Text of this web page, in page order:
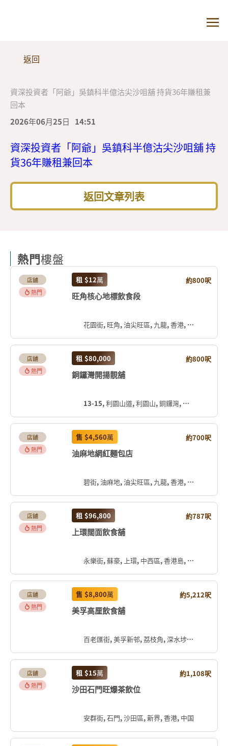
返回
資深投資者「阿爺」吳鎮科半億沽尖沙咀舖 持貨36年賺租兼
回本
2026年06月25日
14:51
資深投資者「阿爺」吳鎮科半億沽尖沙咀舖 持
貨36年賺租兼回本
返回文章列表
熱門樓盤
店舖
熱門
租 $12萬 約800呎
旺角核心地標飲食段
花園街, 旺角, 油尖旺區, 九龍, 香港, 中国
店舖
熱門
租 $80,000 約800呎
銅鑼灣開揚靚舖
13-15, 利園山道, 利園山, 銅鑼灣, 灣仔區, 香港島, 香港, 中国
店舖
熱門
售 $4,560萬 約700呎
油麻地網紅麵包店
碧街, 油麻地, 油尖旺區, 九龍, 香港, 中国
店舖
熱門
租 $96,800 約787呎
上環闊面飲食舖
永樂街, 蘇豪, 上環, 中西區, 香港島, 香港, 中国
店舖
熱門
售 $8,800萬 約5,212呎
美孚高厘飲食舖
百老匯街, 美孚新邨, 荔枝角, 深水埗區, 九龍, 香港, 中国
店舖
熱門
租 $15萬 約1,108呎
沙田石門旺爆茶飲位
安群街, 石門, 沙田區, 新界, 香港, 中国